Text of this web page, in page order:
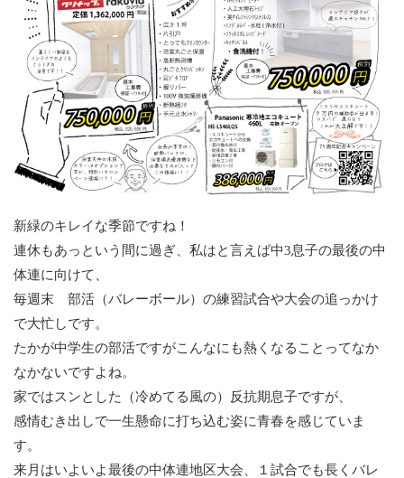
新緑のキレイな季節ですね！
連休もあっという間に過ぎ、私はと言えば中3息子の最後の中
体連に向けて、
毎週末 部活（バレーボール）の練習試合や大会の追っかけ
で大忙しです。
たかが中学生の部活ですがこんなにも熱くなることってなか
なかないですよね。
家ではスンとした（冷めてる風の）反抗期息子ですが、
感情むき出しで一生懸命に打ち込む姿に青春を感じていま
す。
来月はいよいよ最後の中体連地区大会、１試合でも長くバレ